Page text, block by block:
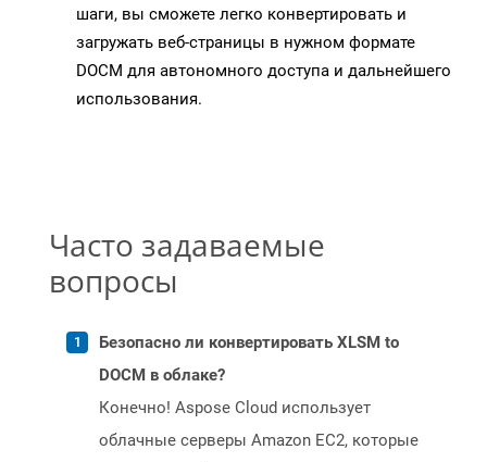
шаги, вы сможете легко конвертировать и
загружать веб-страницы в нужном формате
DOCM для автономного доступа и дальнейшего
использования.
Часто задаваемые
вопросы
Безопасно ли конвертировать XLSM to
DOCM в облаке?
Конечно! Aspose Cloud использует
облачные серверы Amazon EC2, которые